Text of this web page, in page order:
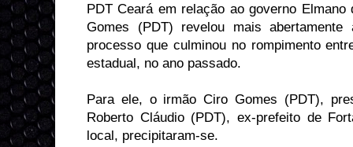
PDT Ceará em relação ao governo
Gomes (PDT) revelou mais
processo que culminou no rompimento
estadual, no ano passado.
Para ele, o irmão Ciro Gomes (PDT),
Roberto Cláudio (PDT), ex-prefeito de
local, precipitaram-se.